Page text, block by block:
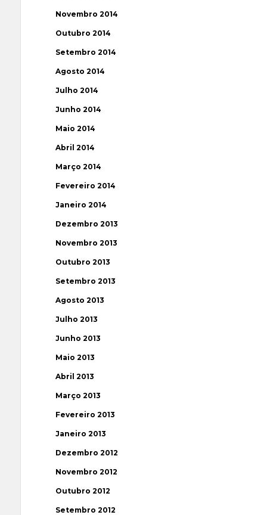
Novembro 2014
Outubro 2014
Setembro 2014
Agosto 2014
Julho 2014
Junho 2014
Maio 2014
Abril 2014
Março 2014
Fevereiro 2014
Janeiro 2014
Dezembro 2013
Novembro 2013
Outubro 2013
Setembro 2013
Agosto 2013
Julho 2013
Junho 2013
Maio 2013
Abril 2013
Março 2013
Fevereiro 2013
Janeiro 2013
Dezembro 2012
Novembro 2012
Outubro 2012
Setembro 2012